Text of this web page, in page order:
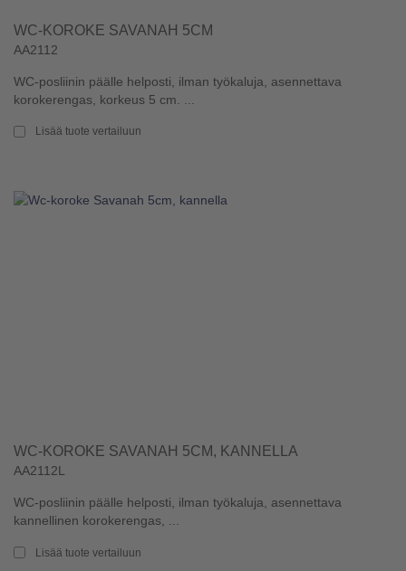
WC-KOROKE SAVANAH 5CM
AA2112
WC-posliinin päälle helposti, ilman työkaluja, asennettava
korokerengas, korkeus 5 cm. ...
Lisää tuote vertailuun
WC-KOROKE SAVANAH 5CM, KANNELLA
AA2112L
WC-posliinin päälle helposti, ilman työkaluja, asennettava
kannellinen korokerengas, ...
Lisää tuote vertailuun